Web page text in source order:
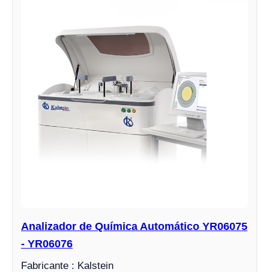
Analizador de Química Automático YR06075
- YR06076
Fabricante : Kalstein